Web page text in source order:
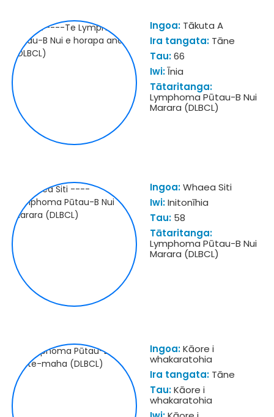
Ingoa:Tākuta A
Ira tangata: Tāne
Tau:66
Iwi:Īnia
Tātaritanga:
Lymphoma Pūtau-B Nui
Marara (DLBCL)
Ingoa:Whaea Siti
Iwi:Initonīhia
Tau: 58
Tātaritanga:
Lymphoma Pūtau-B Nui
Marara (DLBCL)
Ingoa:Kāore i
whakaratohia
Ira tangata:Tāne
Tau:Kāore i
whakaratohia